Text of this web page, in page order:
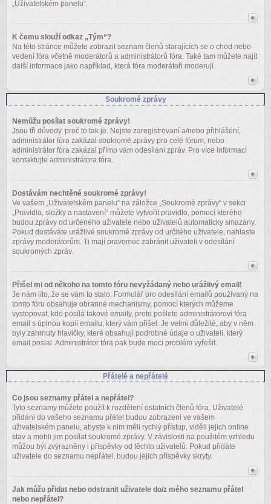
„Uživatelském panelu“.
K čemu slouží odkaz „Tým“?
Na této stránce můžete zobrazit seznam členů starajících se o chod nebo
vedení fóra včetně moderátorů a administrátorů fóra. Také tam můžete najít
další informace jako například, která fóra moderátoři moderují.
Soukromé zprávy
Nemůžu posílat soukromé zprávy!
Jsou tři důvody, proč to tak je. Nejste zaregistrovaní a/nebo přihlášení,
administrátor fóra zakázal soukromé zprávy pro celé fórum, nebo
administrátor fóra zakázal přímo vám odesílání zpráv. Pro více informací
kontaktujte administrátora fóra.
Dostávám nechtěné soukromé zprávy!
Ve vašem „Uživatelském panelu“ na záložce „Soukromé zprávy“ v sekci
„Pravidla, složky a nastavení“ můžete vytvořit pravidlo, pomocí kterého
budou zprávy od určeného uživatele nebo uživatelů automaticky smazány.
Pokud dostáváte urážlivé soukromé zprávy od určitého uživatele, nahlaste
zprávy moderátorům. Ti mají pravomoc zabránit uživateli v odesílání
soukromých zpráv.
Přišel mi od někoho na tomto fóru nevyžádaný nebo urážlivý email!
Je nám líto, že se vám to stalo. Formulář pro odesílání emailů používaný na
tomto fóru obsahuje obranné mechanismy, pomocí kterých můžeme
vystopovat, kdo posílá takové emaily, proto pošlete administrátorovi fóra
email s úplnou kopií emailu, který vám přišel. Je velmi důležité, aby v něm
byly zahrnuty hlavičky, které obsahují podrobné údaje o uživateli, který
email poslal. Administrátor fóra pak bude moci problém vyřešit.
Přátelé a nepřátelé
Co jsou seznamy přátel a nepřátel?
Tyto seznamy můžete použít k rozdělení ostatních členů fóra. Uživatelé
přidáni do vašeho seznamu přátel budou zobrazeni ve vašem
uživatelském panelu, abyste k nim měli rychlý přístup, viděli jejich online
stav a mohli jim posílat soukromé zprávy. V závislosti na použitém vzhledu
můžou být zvýrazněny i příspěvky od těchto uživatelů. Pokud přidáte
uživatele do seznamu nepřátel, budou jejich příspěvky skryty.
Jak můžu přidat nebo odstranit uživatele do/z mého seznamu přátel
nebo nepřátel?